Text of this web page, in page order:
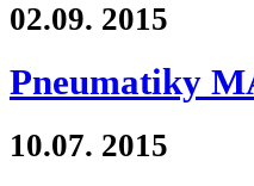
02.09. 2015
Pneumatiky
10.07. 2015